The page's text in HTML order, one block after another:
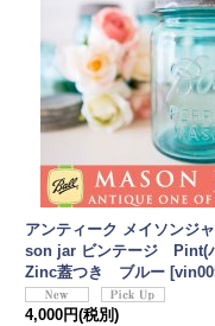
アンティーク メイソンジ
son jar ビンテージ Pint(
Zinc蓋つき ブルー [
4,000円(税別)